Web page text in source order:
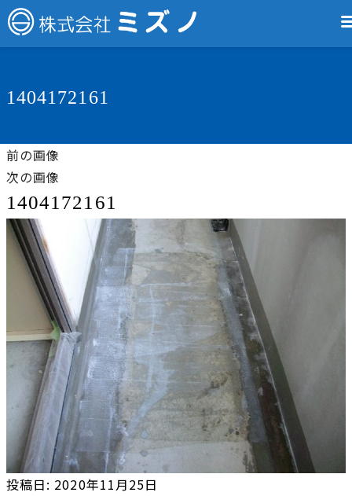
1404172161
前の画像
次の画像
1404172161
投稿日: 2020年11月25日